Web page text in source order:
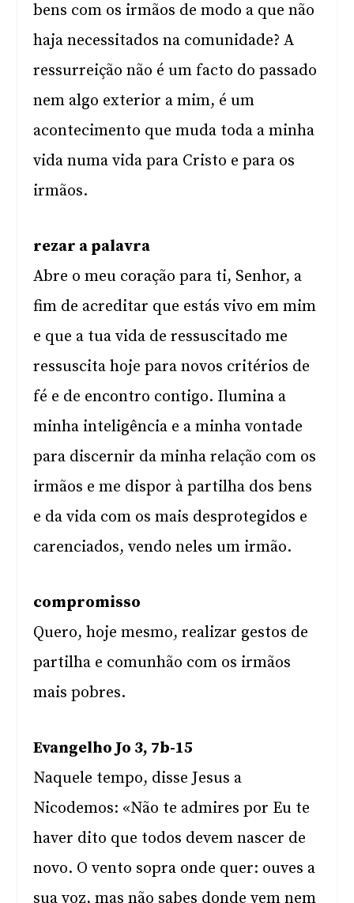
bens com os irmãos de modo a que não
haja necessitados na comunidade? A
ressurreição não é um facto do passado
nem algo exterior a mim, é um
acontecimento que muda toda a minha
vida numa vida para Cristo e para os
irmãos.
rezar a palavra
Abre o meu coração para ti, Senhor, a
fim de acreditar que estás vivo em mim
e que a tua vida de ressuscitado me
ressuscita hoje para novos critérios de
fé e de encontro contigo. Ilumina a
minha inteligência e a minha vontade
para discernir da minha relação com os
irmãos e me dispor à partilha dos bens
e da vida com os mais desprotegidos e
carenciados, vendo neles um irmão.
compromisso
Quero, hoje mesmo, realizar gestos de
partilha e comunhão com os irmãos
mais pobres.
Evangelho Jo 3, 7b-15
Naquele tempo, disse Jesus a
Nicodemos: «Não te admires por Eu te
haver dito que todos devem nascer de
novo. O vento sopra onde quer: ouves a
sua voz, mas não sabes donde vem nem